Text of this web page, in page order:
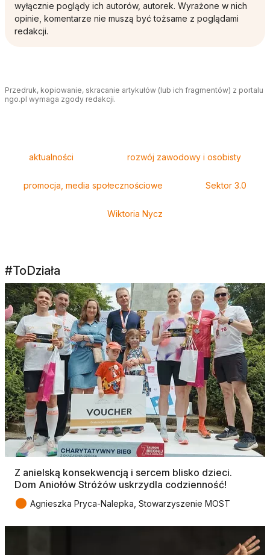
wyłącznie poglądy ich autorów, autorek. Wyrażone w nich
opinie, komentarze nie muszą być tożsame z poglądami
redakcji.
Przedruk, kopiowanie, skracanie artykułów (lub ich fragmentów) z portalu
ngo.pl wymaga zgody redakcji.
aktualności rozwój zawodowy i osobisty
promocja, media społecznościowe Sektor 3.0
Wiktoria Nycz
#ToDziała
Z anielską konsekwencją i sercem blisko dzieci.
Dom Aniołów Stróżów uskrzydla codzienność!
● Agnieszka Pryca-Nalepka, Stowarzyszenie MOST